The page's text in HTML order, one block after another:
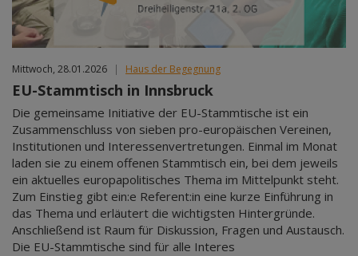
Mittwoch, 28.01.2026 | Haus der Begegnung
EU-Stammtisch in Innsbruck
Die gemeinsame Initiative der EU-Stammtische ist ein
Zusammenschluss von sieben pro-europäischen Vereinen,
Institutionen und Interessenvertretungen. Einmal im Monat
laden sie zu einem offenen Stammtisch ein, bei dem jeweils
ein aktuelles europapolitisches Thema im Mittelpunkt steht.
Zum Einstieg gibt ein:e Referent:in eine kurze Einführung in
das Thema und erläutert die wichtigsten Hintergründe.
Anschließend ist Raum für Diskussion, Fragen und Austausch.
Die EU-Stammtische sind für alle Interes